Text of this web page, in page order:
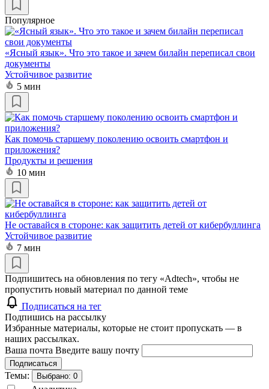
Популярное
«Ясный язык». Что это такое и зачем билайн переписал свои
документы
Устойчивое развитие
5 мин
Как помочь старшему поколению освоить смартфон и
приложения?
Продукты и решения
10 мин
Не оставайся в стороне: как защитить детей от кибербуллинга
Устойчивое развитие
7 мин
Подпишитесь на обновления по тегу «Adtech», чтобы не
пропустить новый материал по данной теме
Подписаться на тег
Подпишись на рассылку
Избранные материалы, которые не стоит пропускать — в
наших рассылках.
Ваша почта Введите вашу почту
Подписаться
Темы: Выбрано: 0